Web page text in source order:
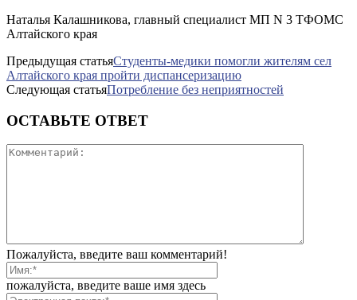
Наталья Калашникова, главный специалист МП N 3 ТФОМС
Алтайского края
Предыдущая статьяСтуденты-медики помогли жителям сел
Алтайского края пройти диспансеризацию
Следующая статьяПотребление без неприятностей
ОСТАВЬТЕ ОТВЕТ
Пожалуйста, введите ваш комментарий!
пожалуйста, введите ваше имя здесь